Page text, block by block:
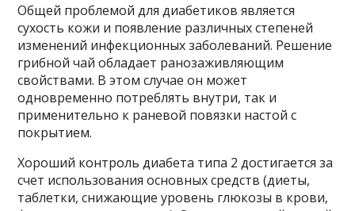
Общей проблемой для диабетиков является
сухость кожи и появление различных степеней
изменений инфекционных заболеваний. Решение
грибной чай обладает ранозаживляющим
свойствами. В этом случае он может
одновременно потреблять внутри, так и
применительно к раневой повязки настой с
покрытием.
Хороший контроль диабета типа 2 достигается за
счет использования основных средств (диеты,
таблетки, снижающие уровень глюкозы в крови,